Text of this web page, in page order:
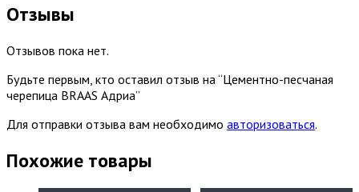
Отзывы
Отзывов пока нет.
Будьте первым, кто оставил отзыв на “Цементно-песчаная
черепица BRAAS Адриа”
Для отправки отзыва вам необходимо авторизоваться.
Похожие товары